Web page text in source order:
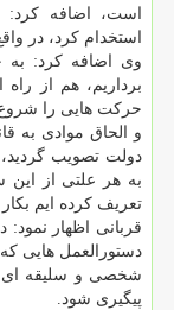
است، اضافه کرد:
استخدام کرد، در
وی اضافه کرد: به
برداریم، هم از
حرکت هایی را شروع
و الحاق موادی به
دولت تصویب
به هر علتی از
تعریف کرده ایم
قربانی اظهار نمود:
دستورالعمل هایی که
شخصی و سلیقه ای
پیگیری شود.